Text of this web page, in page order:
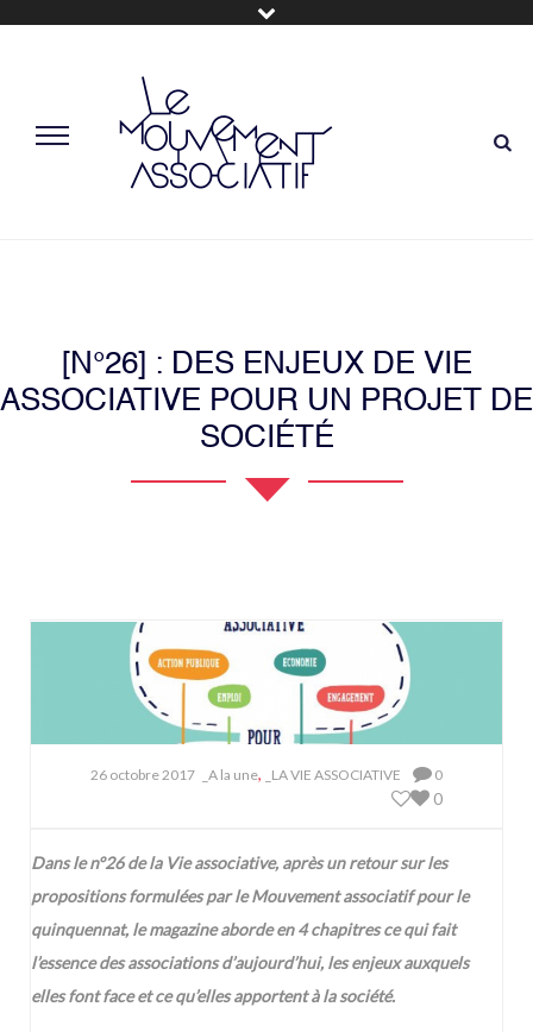
[N°26] : DES ENJEUX DE VIE
ASSOCIATIVE POUR UN PROJET DE
SOCIÉTÉ
26 octobre 2017 _A la une, _LA VIE ASSOCIATIVE 0
0
Dans le n°26 de la Vie associative, après un retour sur les
propositions formulées par le Mouvement associatif pour le
quinquennat, le magazine aborde en 4 chapitres ce qui fait
l’essence des associations d’aujourd’hui, les enjeux auxquels
elles font face et ce qu’elles apportent à la société.